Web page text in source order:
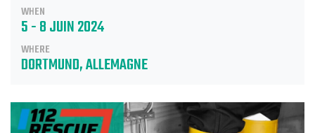
WHEN
5 - 8 JUIN 2024
WHERE
DORTMUND, ALLEMAGNE